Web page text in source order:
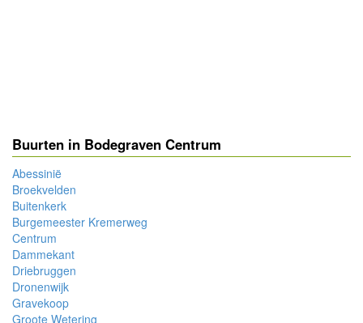
Buurten in Bodegraven Centrum
Abessinië
Broekvelden
Buitenkerk
Burgemeester Kremerweg
Centrum
Dammekant
Driebruggen
Dronenwijk
Gravekoop
Groote Wetering